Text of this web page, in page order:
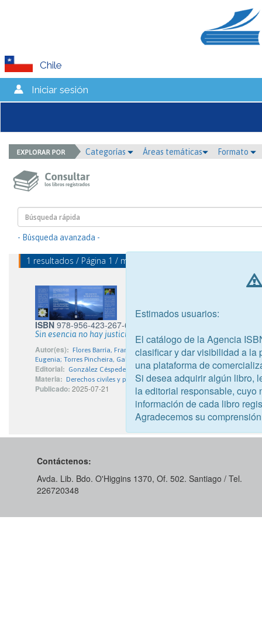
Chile
Iniciar sesión
Categorías Áreas temáticas Formato
- Búsqueda avanzada -
1 resultados / Página 1 / mostrando 1 - 1
ISBN 978-956-423-267-6
Sin esencia no hay justicia
Autor(es): Flores Barría, Francia Andrea; Flores González, Milton
Eugenia; Torres Pincheira, Gabriela Leonor
Editorial: González Céspedes, Paulina Patricia
Materia: Derechos civiles y políticos
Publicado: 2025-07-21
Contáctenos:
Avda. Lib. Bdo. O'Higgins 1370, Of. 502. Santiago / Tel.
226720348
Estimados usuarios:
El catálogo de la Agencia
clasificar y dar visibilidad a la
una plataforma de
Si desea adquirir algún libro,
la editorial responsable, cuyo
información de cada libro
Agradecemos su